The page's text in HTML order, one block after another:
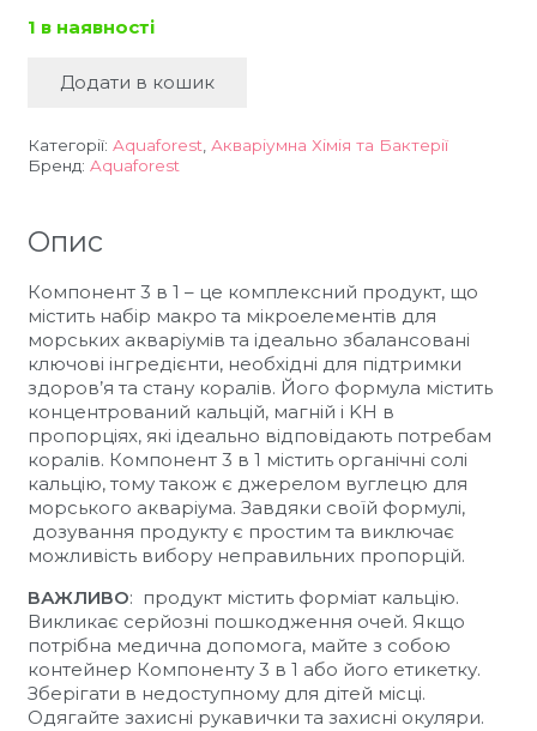
1 в наявності
3in1,
1000
Додати в кошик
Категорії: Aquaforest Акваріумна Хімія та Бактерії
Бренд: Aquaforest
Опис
Компонент 3 в 1 – це комплексний продукт, що
містить набір макро та мікроелементів для
морських акваріумів та ідеально збалансовані
ключові інгредієнти, необхідні для підтримки
здоров’я та стану коралів. Його формула містить
концентрований кальцій, магній і KH в
пропорціях, які ідеально відповідають потребам
коралів. Компонент 3 в 1 містить органічні солі
кальцію, тому також є джерелом вуглецю для
морського акваріума. Завдяки своїй формулі,
дозування продукту є простим та виключає
можливість вибору неправильних пропорцій.
ВАЖЛИВО: продукт містить форміат кальцію.
Викликає серйозні пошкодження очей. Якщо
потрібна медична допомога, майте з собою
контейнер Компоненту 3 в 1 або його етикетку.
Зберігати в недоступному для дітей місці.
Одягайте захисні рукавички та захисні окуляри.